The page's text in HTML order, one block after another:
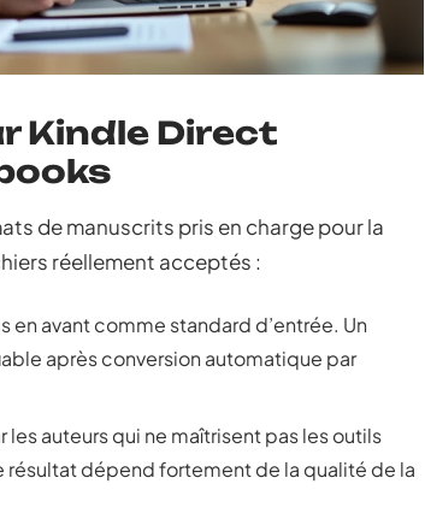
Kindle Direct
de manuscrits pris en charge pour la
réellement acceptés :
en avant comme standard d’entrée. Un
après conversion automatique par
auteurs qui ne maîtrisent pas les outils
résultat dépend fortement de la qualité de la